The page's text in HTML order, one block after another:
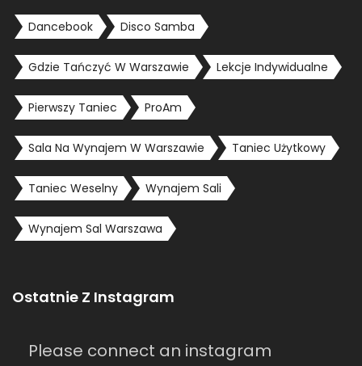
Dancebook Disco Samba
Gdzie Tańczyć W Warszawie Lekcje Indywidualne
Pierwszy Taniec ProAm
Sala Na Wynajem W Warszawie Taniec Użytkowy
Taniec Weselny Wynajem Sali
Wynajem Sal Warszawa
Ostatnie Z Instagram
Please connect an instagram